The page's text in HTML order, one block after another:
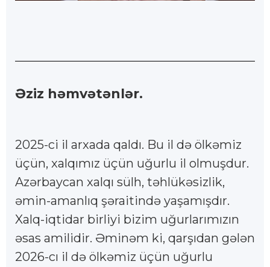
Əziz həmvətənlər.
2025-ci il arxada qaldı. Bu il də ölkəmiz
üçün, xalqımız üçün uğurlu il olmuşdur.
Azərbaycan xalqı sülh, təhlükəsizlik,
əmin-amanlıq şəraitində yaşamışdır.
Xalq-iqtidar birliyi bizim uğurlarımızın
əsas amilidir. Əminəm ki, qarşıdan gələn
2026-cı il də ölkəmiz üçün uğurlu